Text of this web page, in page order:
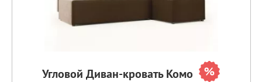
Угловой Диван-кровать Комо